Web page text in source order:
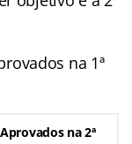
na 1ª
Aprovados na 2ª